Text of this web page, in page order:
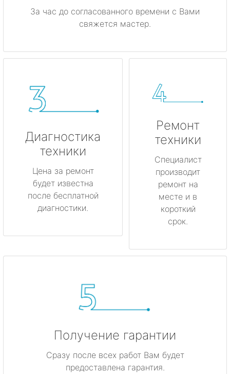
За час до согласованного времени с Вами
свяжется мастер.
Диагностика
техники
Цена за ремонт
будет известна
после бесплатной
диагностики.
Ремонт
техники
Специалист
производит
ремонт на
месте и в
короткий
срок.
Получение гарантии
Сразу после всех работ Вам будет
предоставлена гарантия.